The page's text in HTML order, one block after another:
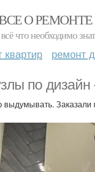
О РЕМОНТЕ
что необходимо
квартир ремонт
по дизайн
выдумывать.